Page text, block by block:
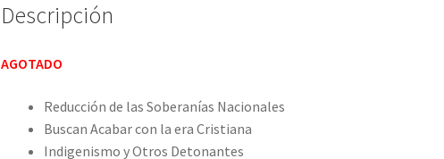
Descripción
AGOTADO
Reducción de las Soberanías Nacionales
Buscan Acabar con la era Cristiana
Indigenismo y Otros Detonantes